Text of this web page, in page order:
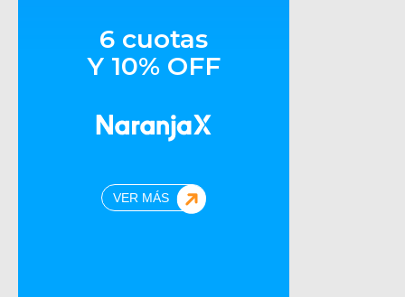
6 cuotas
Y 10% OFF
VER MÁS